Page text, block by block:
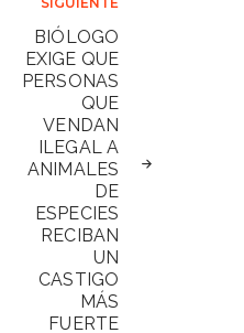
BIÓLOGO
EXIGE QUE
PERSONAS
QUE
VENDAN
ILEGAL A
ANIMALES
DE
ESPECIES
RECIBAN
UN
CASTIGO
MÁS
FUERTE